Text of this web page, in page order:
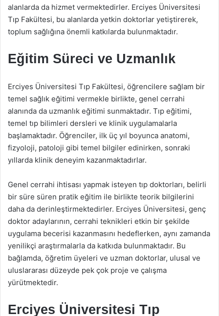
alanlarda da hizmet vermektedirler. Erciyes Üniversitesi
Tıp Fakültesi, bu alanlarda yetkin doktorlar yetiştirerek,
toplum sağlığına önemli katkılarda bulunmaktadır.
Eğitim Süreci ve Uzmanlık
Erciyes Üniversitesi Tıp Fakültesi, öğrencilere sağlam bir
temel sağlık eğitimi vermekle birlikte, genel cerrahi
alanında da uzmanlık eğitimi sunmaktadır. Tıp eğitimi,
temel tıp bilimleri dersleri ve klinik uygulamalarla
başlamaktadır. Öğrenciler, ilk üç yıl boyunca anatomi,
fizyoloji, patoloji gibi temel bilgiler edinirken, sonraki
yıllarda klinik deneyim kazanmaktadırlar.
Genel cerrahi ihtisası yapmak isteyen tıp doktorları, belirli
bir süre süren pratik eğitim ile birlikte teorik bilgilerini
daha da derinleştirmektedirler. Erciyes Üniversitesi, genç
doktor adaylarının, cerrahi teknikleri etkin bir şekilde
uygulama becerisi kazanmasını hedeflerken, aynı zamanda
yenilikçi araştırmalarla da katkıda bulunmaktadır. Bu
bağlamda, öğretim üyeleri ve uzman doktorlar, ulusal ve
uluslararası düzeyde pek çok proje ve çalışma
yürütmektedir.
Erciyes Üniversitesi Tıp